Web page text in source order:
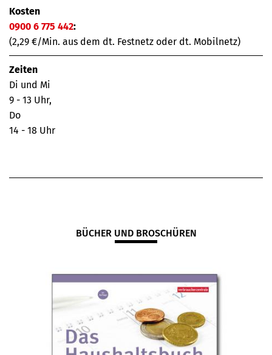
Kosten
0900 6 775 442:
(2,29 €/Min. aus dem dt. Festnetz oder dt. Mobilnetz)
Zeiten
Di und Mi
9 - 13 Uhr,
Do
14 - 18 Uhr
BÜCHER UND BROSCHÜREN